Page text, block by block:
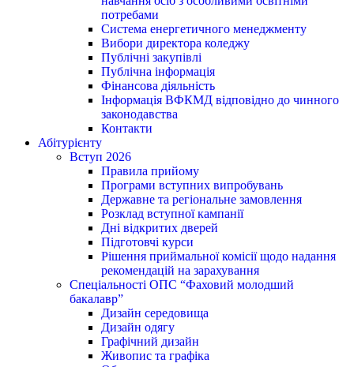
потребами
Система енергетичного менеджменту
Вибори директора коледжу
Публічні закупівлі
Публічна інформація
Фінансова діяльність
Інформація ВФКМД відповідно до чинного
законодавства
Контакти
Абітурієнту
Вступ 2026
Правила прийому
Програми вступних випробувань
Державне та регіональне замовлення
Розклад вступної кампанії
Дні відкритих дверей
Підготовчі курси
Рішення приймальної комісії щодо надання
рекомендацій на зарахування
Спеціальності ОПС “Фаховий молодший
бакалавр”
Дизайн середовища
Дизайн одягу
Графічний дизайн
Живопис та графіка